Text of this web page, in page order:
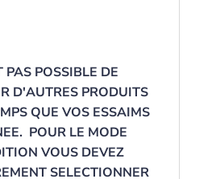
PAS POSSIBLE DE
D'AUTRES PRODUITS
QUE VOS ESSAIMS
POUR LE MODE
VOUS DEVEZ
SELECTIONNER